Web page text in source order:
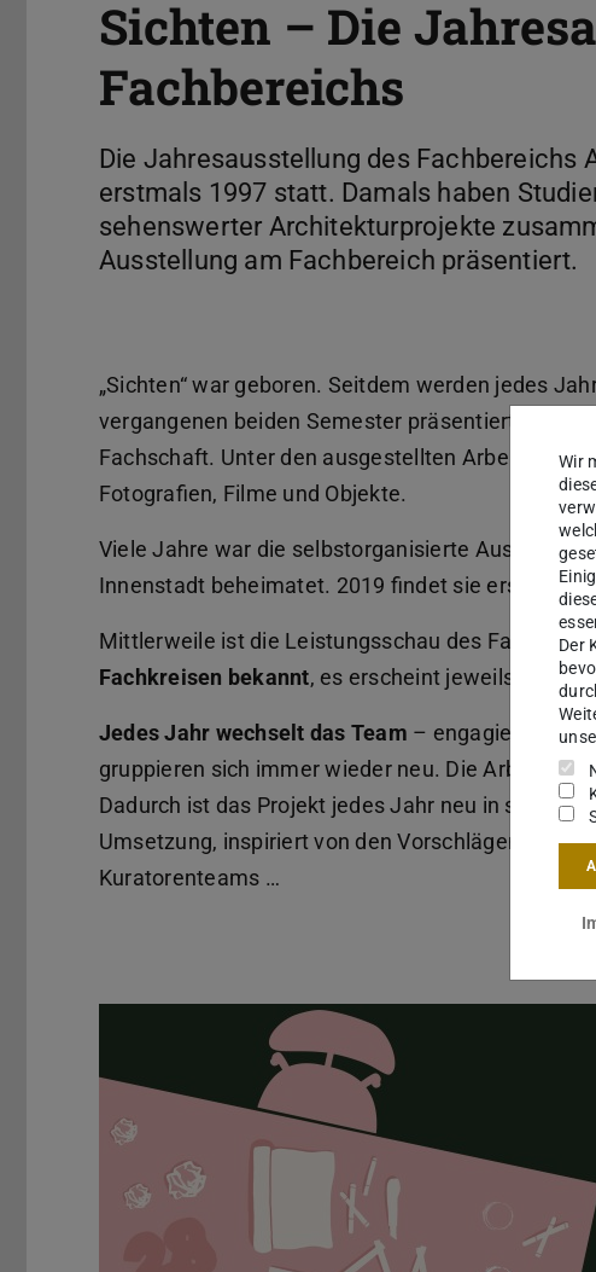
Sichten – Die
Fachbereichs
Die Jahresausstellung des Fachbereichs
erstmals 1997 statt. Damals haben
sehenswerter Architekturprojekte
Ausstellung am Fachbereich präsentiert.
„Sichten“ war geboren. Seitdem werden jedes
vergangenen beiden Semester präsentiert,
Fachschaft. Unter den ausgestellten Arbeiten
Fotografien, Filme und Objekte.
Viele Jahre war die selbstorganisierte
Innenstadt beheimatet. 2019 findet sie erstmals
Mittlerweile ist die Leistungsschau des
Fachkreisen bekannt, es erscheint jeweils ein
Jedes Jahr wechselt das Team – engagierte
gruppieren sich immer wieder neu. Die
Dadurch ist das Projekt jedes Jahr neu in seiner
Umsetzung, inspiriert von den Vorschlägen der
Kuratorenteams …
Wir
Der